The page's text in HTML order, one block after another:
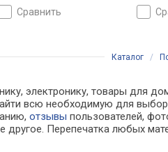
340х250х23 мм
сравнить
Каталог /
электронику, товары для
всю необходимую для
отзывы пользователей,
другое. Перепечатка любых